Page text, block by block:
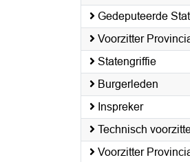
Gedeputeerde
Voorzitter
Statengriffie
Burgerleden
Inspreker
Technisch
Voorzitter